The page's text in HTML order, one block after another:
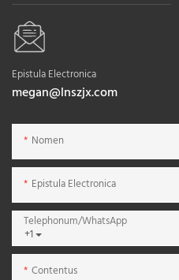
Epistula Electronica
megan@lnszjx.com
Nomen
Epistula Electronica
+1
Telephonum/WhatsApp
Contentus